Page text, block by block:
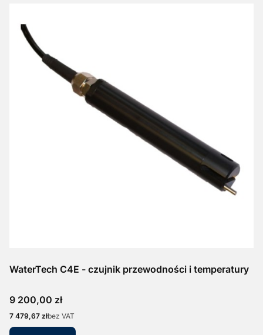
WaterTech C4E - czujnik przewodności i temperatury
Cena
9 200,00 zł
Cena
7 479,67 złbez VAT